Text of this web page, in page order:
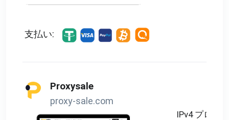
支払い:
Proxysale
proxy-sale.com
IPv4 プロキシ